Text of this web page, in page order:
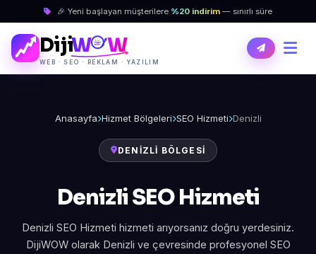
🎉 Yeni başlayan müşterilere %20 indirim — sınırlı süre
DijiW W
WEB · SEO · REKLAM · YAZILIM
Anasayfa Hizmet Bölgeleri SEO Hizmeti Denizli
DENIZLI BÖLGESI
Denizli SEO Hizmeti
Denizli SEO Hizmeti hizmeti arıyorsanız doğru yerdesiniz.
DijiWOW olarak Denizli ve çevresinde profesyonel SEO